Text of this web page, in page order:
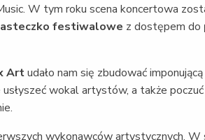
W tym roku scena koncertowa
festiwalowe z dostępem do
Artudało nam się zbudować
wokal artystów, a także
wykonawców artystycznych.